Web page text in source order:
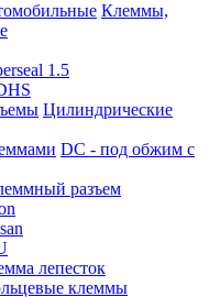
Клеммы,
1.5
Цилиндрические
DC - под обжим с
разъем
лепесток